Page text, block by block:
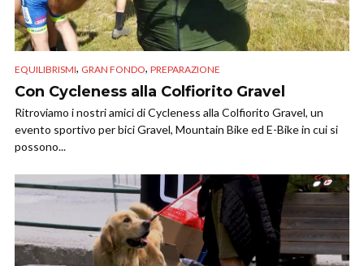
EQUILIBRISMI, GRAN FONDO, PREPARAZIONE
Con Cycleness alla Colfiorito Gravel
Ritroviamo i nostri amici di Cycleness alla Colfiorito Gravel, un
evento sportivo per bici Gravel, Mountain Bike ed E-Bike in cui si
possono...